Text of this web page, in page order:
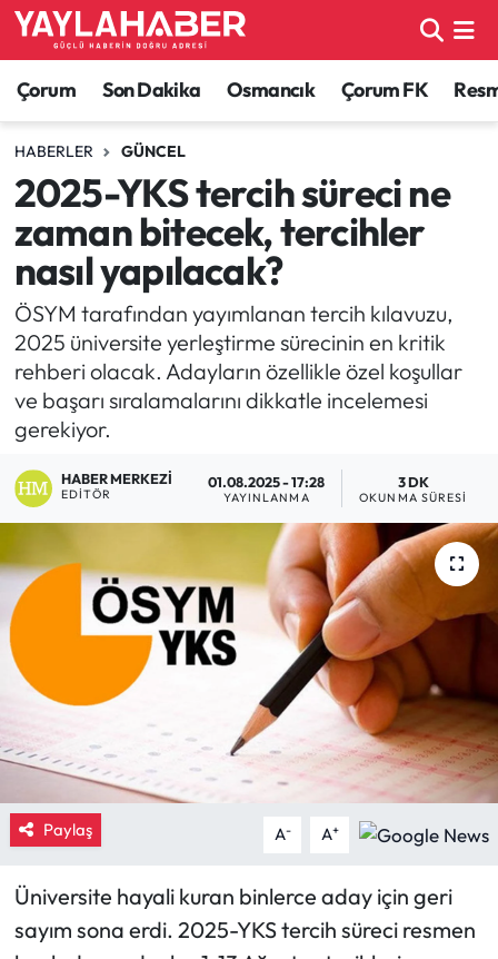
Çorum Son Dakika Osmancık Çorum FK
HABERLER GÜNCEL
2025-YKS tercih süreci ne
zaman bitecek, tercihler
nasıl yapılacak?
ÖSYM tarafından yayımlanan tercih kılavuzu,
2025 üniversite yerleştirme sürecinin en kritik
rehberi olacak. Adayların özellikle özel koşullar
ve başarı sıralamalarını dikkatle incelemesi
gerekiyor.
HABER MERKEZI
EDITÖR
01.08.2025 - 17:28
YAYINLANMA
3 DK
OKUNMA SÜRESI
Paylaş A- A+
Üniversite hayali kuran binlerce aday için geri
sayım sona erdi. 2025-YKS tercih süreci resmen
Alaca Haberleri
Bayat Haberleri
Bilgi - Keşfet Haberleri
Bilim ve Teknoloji
Boğazkale Haberleri
Çorum Haberleri
Çorum Son Dakika Haberleri
Dodurga Haberleri
Ekonomi
İskilip Haberleri
Kargı Haberleri
Kimdir?
Laçin Haberleri
Çorum Nöbetçi Eczaneler
Çorum Hava Durumu
Çorum Namaz Vakitleri
Çorum Trafik Yoğunluk Haritası
TFF 1.Lig Puan Durumu ve Fikstür
Tüm Manşetler
Son Dakika Haberleri
Haber Arşivi